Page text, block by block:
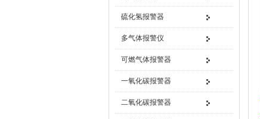
硫化氢报警器
多气体报警仪
可燃气体报警器
一氧化碳报警器
二氧化碳报警器